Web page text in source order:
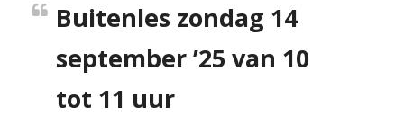
Buitenles zondag 14
september ’25 van 10
tot 11 uur